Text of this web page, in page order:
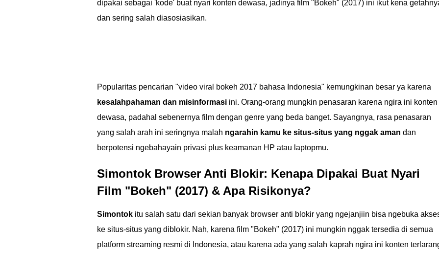
dipakai sebagai 'kode' buat nyari konten dewasa, jadinya film "Bokeh" (2017) ini ikut kena
dan sering salah diasosiasikan.
Popularitas pencarian "video viral bokeh 2017 bahasa Indonesia" kemungkinan besar ya karena
kesalahpahaman dan misinformasi ini. Orang-orang mungkin penasaran karena ngira ini konten
dewasa, padahal sebenernya film dengan genre yang beda banget. Sayangnya, rasa penasaran
yang salah arah ini seringnya malah ngarahin kamu ke situs-situs yang nggak aman dan
berpotensi ngebahayain privasi plus keamanan HP atau laptopmu.
Simontok Browser Anti Blokir: Kenapa Dipakai Buat Nyari
Film "Bokeh" (2017) & Apa Risikonya?
Simontok itu salah satu dari sekian banyak browser anti blokir yang ngejanjiin bisa ngebuka
ke situs-situs yang diblokir. Nah, karena film "Bokeh" (2017) ini mungkin nggak tersedia di semua
platform streaming resmi di Indonesia, atau karena ada yang salah kaprah ngira ini konten